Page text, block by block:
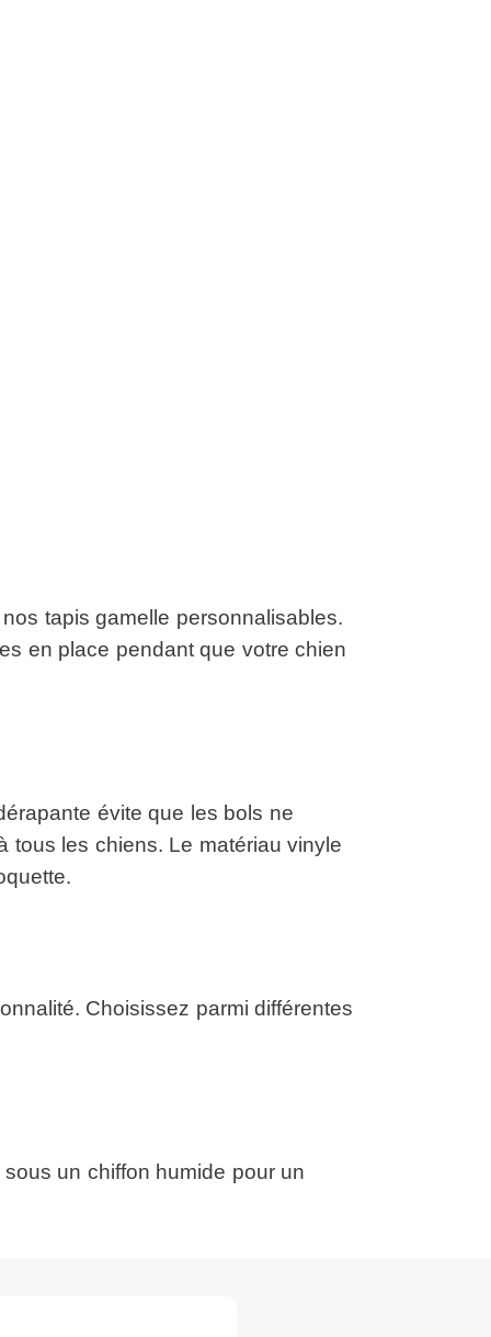
tapis gamelle personnalisables.
en place pendant que votre chien
évite que les bols ne
tous les chiens. Le matériau vinyle
Choisissez parmi différentes
un chiffon humide pour un